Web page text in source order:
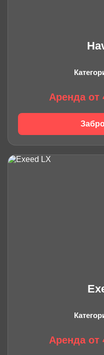
Аренда от
Аренда от